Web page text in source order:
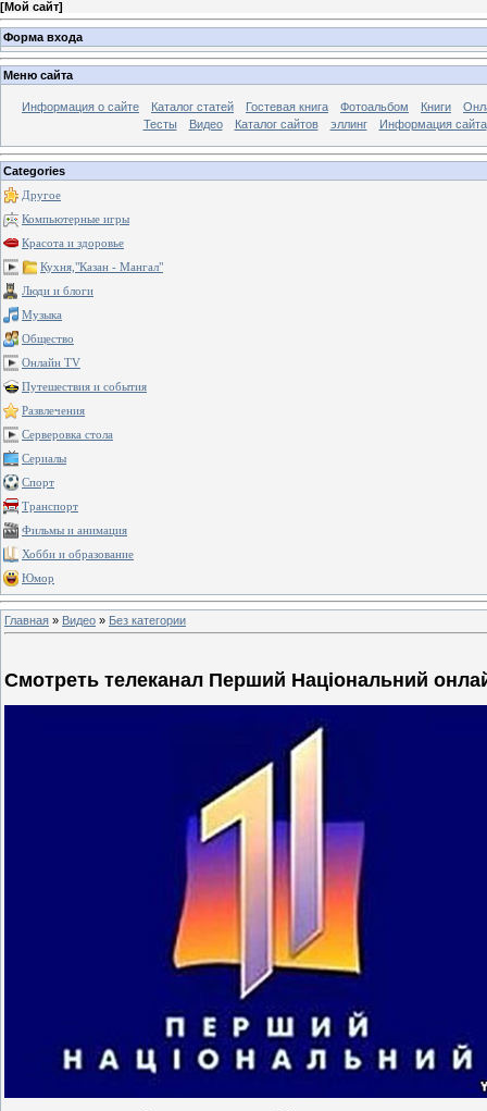
[Мой сайт]
Форма входа
Меню сайта
Информация о сайте Каталог статей Гостевая книга Фотоальбом Книги
Тесты
Видео Каталог сайтов эллинг Информация сайта
Categories
Другое
Компьютерные игры
Красота и здоровье
Кухня,"Казан - Мангал"
Люди и блоги
Музыка
Общество
Онлайн TV
Путешествия и события
Развлечения
Серверовка стола
Сериалы
Спорт
Транспорт
Фильмы и анимация
Хобби и образование
Юмор
Главная » Видео » Без категории
Смотреть телеканал Перший Національний